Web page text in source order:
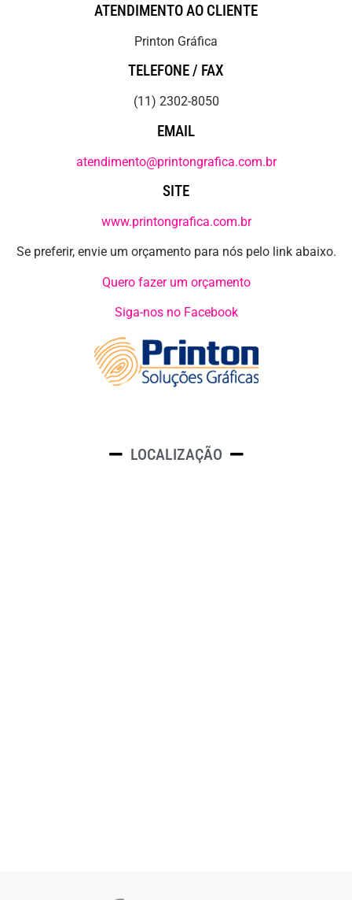
ATENDIMENTO AO CLIENTE
Printon Gráfica
TELEFONE / FAX
(11) 2302-8050
EMAIL
atendimento@printongrafica.com.br
SITE
www.printongrafica.com.br
Se preferir, envie um orçamento para nós pelo link abaixo.
Quero fazer um orçamento
Siga-nos no Facebook
LOCALIZAÇÃO